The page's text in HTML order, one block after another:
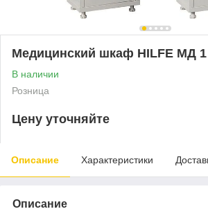
Медицинский шкаф HILFE МД 1
В наличии
Розница
Цену уточняйте
Описание Характеристики
Описание